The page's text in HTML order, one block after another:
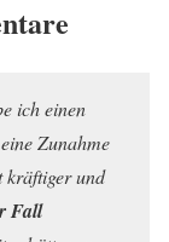
ich einen
Zunahme
kräftiger und
Fall